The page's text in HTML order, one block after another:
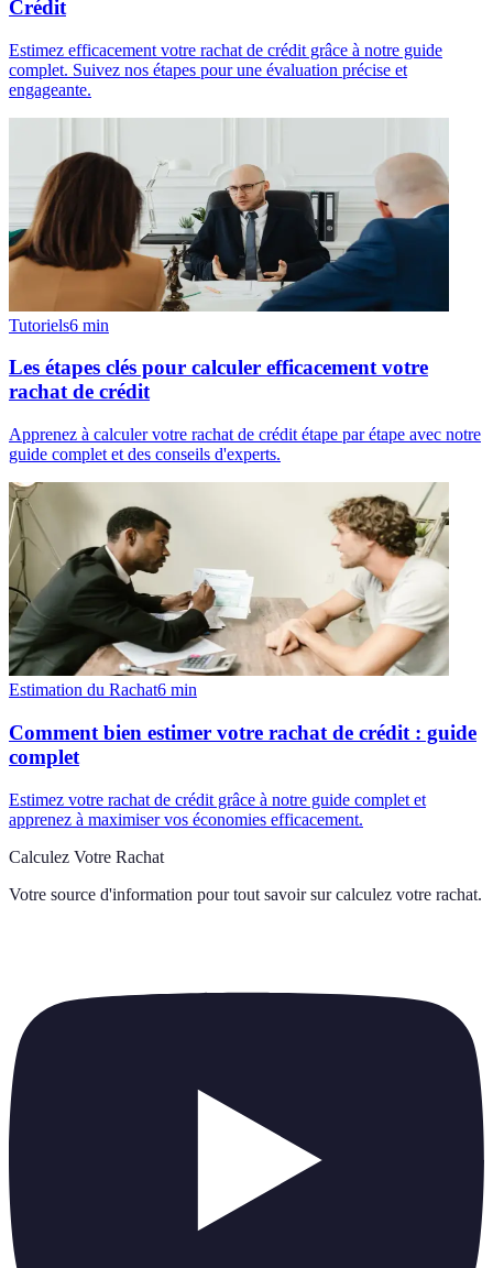
Crédit
Estimez efficacement votre rachat de crédit grâce à notre guide
complet. Suivez nos étapes pour une évaluation précise et
engageante.
Tutoriels6 min
Les étapes clés pour calculer efficacement votre
rachat de crédit
Apprenez à calculer votre rachat de crédit étape par étape avec notre
guide complet et des conseils d'experts.
Estimation du Rachat6 min
Comment bien estimer votre rachat de crédit : guide
complet
Estimez votre rachat de crédit grâce à notre guide complet et
apprenez à maximiser vos économies efficacement.
Calculez Votre Rachat
Votre source d'information pour tout savoir sur calculez votre rachat.